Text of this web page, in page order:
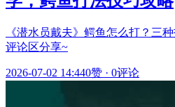
《潜水员戴夫》鳄鱼怎么打？三
评论区分享~
2026-07-02 14:440赞 · 0评论